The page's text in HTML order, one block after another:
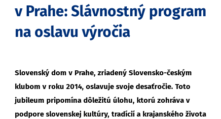
v Prahe: Slávnostný program
na oslavu výročia
Slovenský dom v Prahe, zriadený Slovensko-českým
klubom v roku 2014, oslavuje svoje desaťročie. Toto
jubileum pripomína dôležitú úlohu, ktorú zohráva v
podpore slovenskej kultúry, tradícií a krajanského života